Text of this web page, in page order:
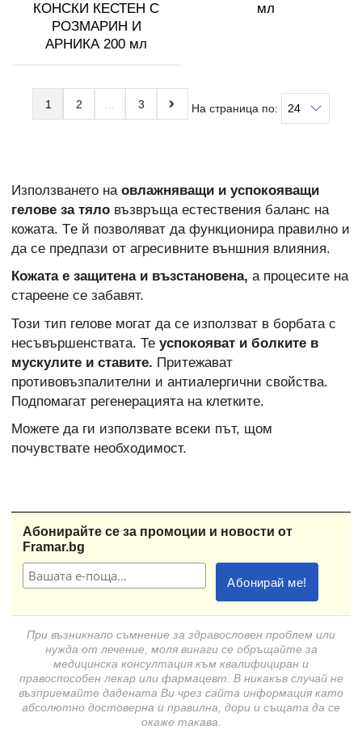
КОНСКИ КЕСТЕН С
РОЗМАРИН И
АРНИКА 200 мл
мл
1 2 3 На страница по:
Използването на овлажняващи и успокояващи
гелове за тяло възвръща естествения баланс на
кожата. Тe й позволяват да функционира правилно и
да се предпази от агресивните външния влияния.
Кожата е защитена и възстановена, а процесите на
стареене се забавят.
Този тип гелове могат да се използват в борбата с
несъвършенствата. Те успокояват и болките в
мускулите и ставите. Притежават
противовъзпалителни и антиалергични свойства.
Подпомагат регенерацията на клетките.
Можете да ги използвате всеки път, щом
почувствате необходимост.
Абонирайте се за промоции и новости от
Framar.bg
При възникнало съмнение за здравословен проблем или
нужда от лечение, моля винаги се обръщайте за
медицинска консултация към квалифициран и
правоспособен лекар или фармацевт. В никакъв случай не
възприемайте дадената Ви чрез сайта информация като
абсолютно достоверна и правилна, дори и същата да се
окаже такава.